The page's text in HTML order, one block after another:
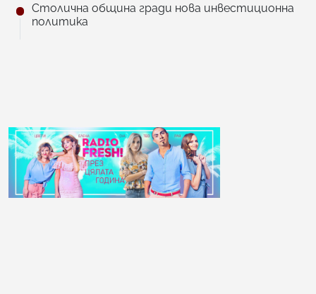
Столична община гради нова инвестиционна
политика